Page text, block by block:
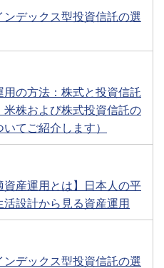
デックス型投資信託の選
の方法：株式と投資信託
米株および株式投資信託の
てご紹介します）
資産運用とは】日本人の平
設計から見る資産運用
デックス型投資信託の選